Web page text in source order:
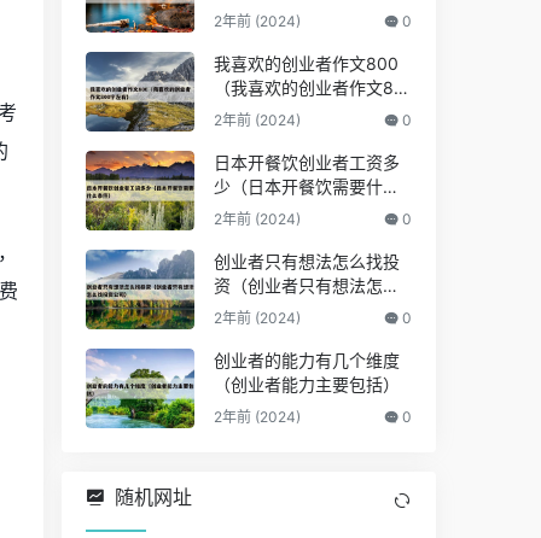
2年前 (2024) 0
我喜欢的创业者作文800
（我喜欢的创业者作文80
0字左右）
2年前 (2024) 0
日本开餐饮创业者工资多
少（日本开餐饮需要什么
条件）
2年前 (2024) 0
创业者只有想法怎么找投
资（创业者只有想法怎么
找投资公司）
2年前 (2024) 0
创业者的能力有几个维度
（创业者能力主要包括）
2年前 (2024) 0
随机网址